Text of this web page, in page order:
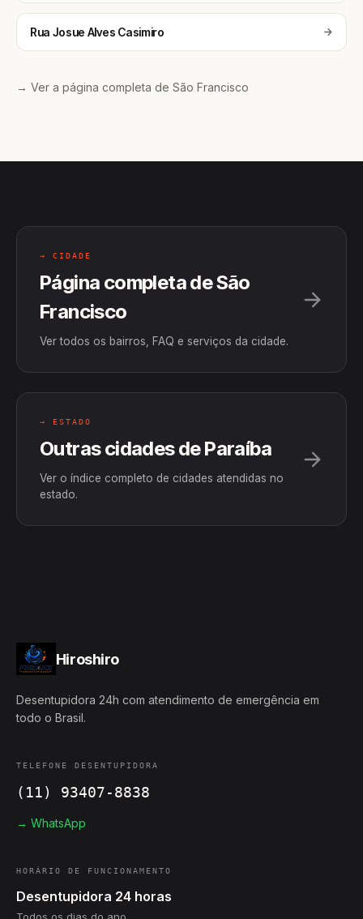
Rua Josue Alves Casimiro
→ Ver a página completa de São Francisco
→ CIDADE
Página completa de São
Francisco
Ver todos os bairros, FAQ e serviços da cidade.
→ ESTADO
Outras cidades de Paraíba
Ver o índice completo de cidades atendidas no
estado.
Hiroshiro
Desentupidora 24h com atendimento de emergência em
todo o Brasil.
TELEFONE DESENTUPIDORA
(11) 93407-8838
→ WhatsApp
HORÁRIO DE FUNCIONAMENTO
Desentupidora 24 horas